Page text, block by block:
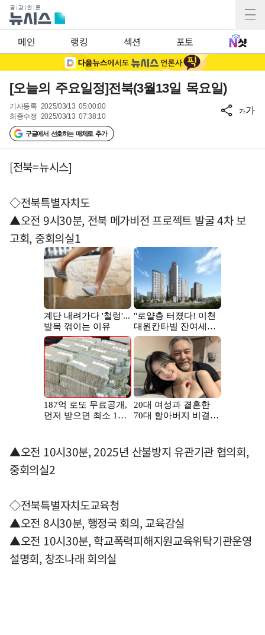
메인 랭킹 섹션 포토
[오늘의 주요일정]전북(3월13일 목요일)
기사등록 2025/03/13 05:00:00
최종수정 2025/03/13 07:38:10
구글에서 선호하는 매체로 추가
가가
[전북=뉴시스]
◇전북특별자치도
▲오전 9시30분, 전북 메가비전 프로젝트 발굴 4차 보
고회, 중회의실1
▲오전 10시30분, 2025년 산불방지 유관기관 협의회,
중회의실2
◇전북특별자치도교육청
▲오전 8시30분, 행정국 회의, 교육감실
▲오전 10시30분, 학교폭력피해지원교육위탁기관운영
설명회, 창조나래 회의실